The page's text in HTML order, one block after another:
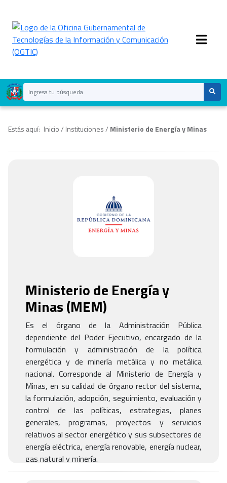
Estás aquí: Inicio/ Instituciones/ Ministerio de Energía y Minas
Ministerio de Energía y
Minas (MEM)
Es el órgano de la Administración Pública
dependiente del Poder Ejecutivo, encargado de la
formulación y administración de la política
energética y de minería metálica y no metálica
nacional. Corresponde al Ministerio de Energía y
Minas, en su calidad de órgano rector del sistema,
la formulación, adopción, seguimiento, evaluación y
control de las políticas, estrategias, planes
generales, programas, proyectos y servicios
relativos al sector energético y sus subsectores de
energía eléctrica, energía renovable, energía nuclear,
gas natural y minería.